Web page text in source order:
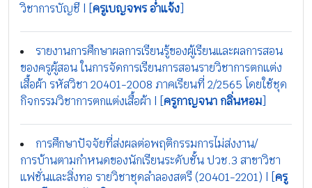
วิชาการบัญชี | [ ครูเบญจพร อ่ำแจ้ง
รายงานการศึกษาผลการเรียนรู้ของผู้เรียนและผลการสอน
ของครูผู้สอน ในการจัดการเรียนการสอนรายวิชาการตกแต่ง
เสื้อผ้า รหัสวิชา 20401-2008 ภาคเรียนที่ 2/2565 โดยใช้ชุด
กิจกรรมวิชาการตกแต่งเสื้อผ้า | [ ครูกาญจนา กลิ่นหอม
การศึกษาปัจจัยที่ส่งผลต่อพฤติกรรมการไม่ส่งงาน/
การบ้านตามกำหนดของนักเรียนระดับชั้น ปวช.3 สาขาวิชา
แฟชั่นและสิ่งทอ รายวิชาชุดลำลองสตรี (20401-2201) | [ ครู